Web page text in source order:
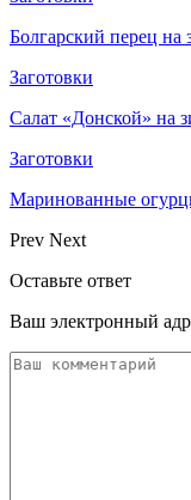
Болгарский перец
Заготовки
Салат «Донской» на
Заготовки
Маринованные
Prev Next
Оставьте ответ
Ваш электронный